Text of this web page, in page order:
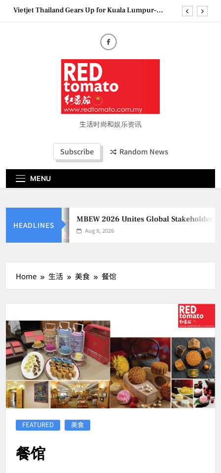
SkipEpson reinvents affordable printing with next-
MBEW 2026 Unites Global Stakeholders to Shape
the Future of Business Events
Vietjet Thailand Gears Up for Kuala Lumpur–
Bangkok Service Launch on9 October
Epson reinvents affordable printing with next-
generation EcoTank Series
Couture Fashion Week Malaysia 2026– Press
生活时尚和娱乐资讯
Subscribe Random News
MENU
HEADLINES
MBEW 2026 Unites Global Stakeholders
Aug 8, 2026
Home 生活 美食 餐馆
FEATURED 美食
餐馆